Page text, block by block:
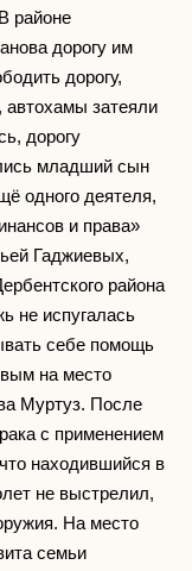
районе
дорогу им
дорогу,
автохамы затеяли
дорогу
младший сын
одного деятеля,
и права»
Гаджиевых,
района
не испугалась
себе помощь
на место
Муртуз. После
с применением
находившийся в
не выстрелил,
На место
семьи